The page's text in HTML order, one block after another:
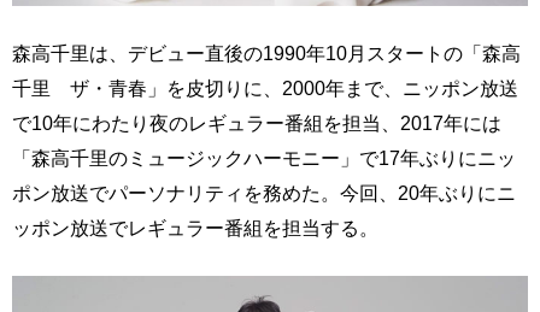
森高千里は、デビュー直後の1990年10月スタートの「森高
千里 ザ・青春」を皮切りに、2000年まで、ニッポン放送
で10年にわたり夜のレギュラー番組を担当、2017年には
「森高千里のミュージックハーモニー」で17年ぶりにニッ
ポン放送でパーソナリティを務めた。今回、20年ぶりにニ
ッポン放送でレギュラー番組を担当する。